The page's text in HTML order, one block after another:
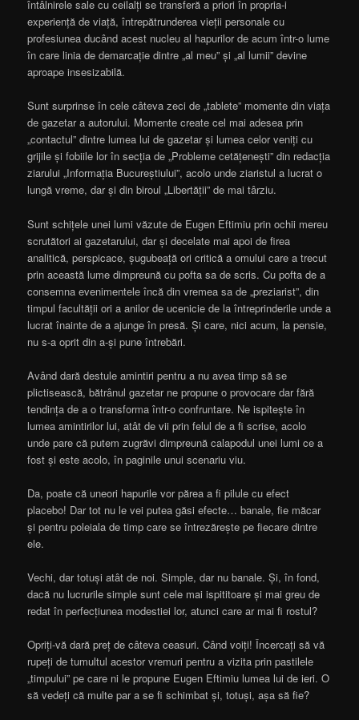
întâlnirele sale cu ceilalți se transferă a priori în propria-i
experiență de viață, întrepătrunderea vieții personale cu
profesiunea ducând acest nucleu al hapurilor de acum într-o lume
în care linia de demarcație dintre „al meu” și „al lumii” devine
aproape insesizabilă.
Sunt surprinse în cele câteva zeci de „tablete” momente din viața
de gazetar a autorului. Momente create cel mai adesea prin
„contactul” dintre lumea lui de gazetar și lumea celor veniți cu
grijile și fobiile lor în secția de „Probleme cetățenești” din redacția
ziarului „Informația Bucureștiului”, acolo unde ziaristul a lucrat o
lungă vreme, dar și din biroul „Libertății” de mai târziu.
Sunt schițele unei lumi văzute de Eugen Eftimiu prin ochii mereu
scrutători ai gazetarului, dar și decelate mai apoi de firea
analitică, perspicace, șugubeață ori critică a omului care a trecut
prin această lume dimpreună cu pofta sa de scris. Cu pofta de a
consemna evenimentele încă din vremea sa de „preziarist”, din
timpul facultății ori a anilor de ucenicie de la întreprinderile unde a
lucrat înainte de a ajunge în presă. Și care, nici acum, la pensie,
nu s-a oprit din a-și pune întrebări.
Având dară destule amintiri pentru a nu avea timp să se
plictisească, bătrânul gazetar ne propune o provocare dar fără
tendința de a o transforma într-o confruntare. Ne ispitește în
lumea amintirilor lui, atât de vii prin felul de a fi scrise, acolo
unde pare că putem zugrăvi dimpreună calapodul unei lumi ce a
fost și este acolo, în paginile unui scenariu viu.
Da, poate că uneori hapurile vor părea a fi pilule cu efect
placebo! Dar tot nu le vei putea găsi efecte… banale, fie măcar
și pentru poleiala de timp care se întrezărește pe fiecare dintre
ele.
Vechi, dar totuși atât de noi. Simple, dar nu banale. Și, în fond,
dacă nu lucrurile simple sunt cele mai ispititoare și mai greu de
redat în perfecțiunea modestiei lor, atunci care ar mai fi rostul?
Opriți-vă dară preț de câteva ceasuri. Când voiți! Încercați să vă
rupeți de tumultul acestor vremuri pentru a vizita prin pastilele
„timpului” pe care ni le propune Eugen Eftimiu lumea lui de ieri. O
să vedeți că multe par a se fi schimbat și, totuși, așa să fie?